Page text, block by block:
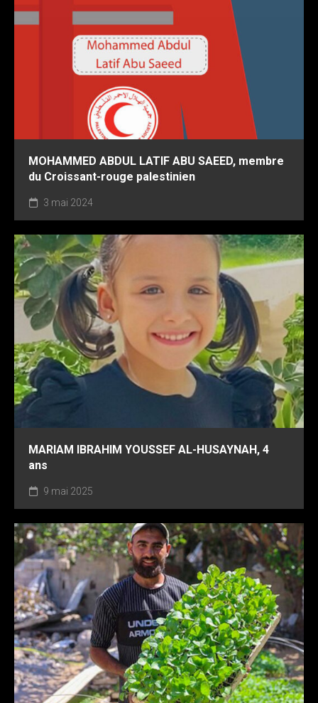
MOHAMMED ABDUL LATIF ABU SAEED, membre
du Croissant-rouge palestinien
3 mai 2024
MARIAM IBRAHIM YOUSSEF AL-HUSAYNAH, 4
ans
9 mai 2025